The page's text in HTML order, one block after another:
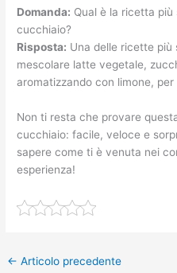
Domanda: Qual è la ricetta
cucchiaio?
Risposta: Una delle ricette più
mescolare latte vegetale,
aromatizzando con limone,
Non ti resta che provare
cucchiaio: facile, veloce e
sapere come ti è venuta nei
esperienza!
← Articolo precedente